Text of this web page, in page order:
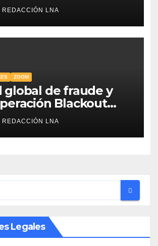
REDACCIÓN LNA
ZOOM
global de fraude y
Blackout
millones en
REDACCIÓN LNA
Legales